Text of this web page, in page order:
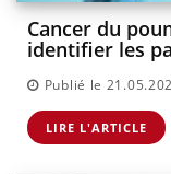
Cancer du
identifier les
Publié le
LIRE L'ARTICLE